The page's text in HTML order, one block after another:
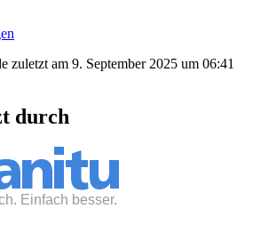
zuletzt am 9. September 2025 um 06:41
durch